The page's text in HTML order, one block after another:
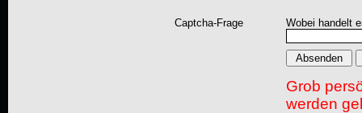
Captcha-Frage Wobei handelt
Grob
werden